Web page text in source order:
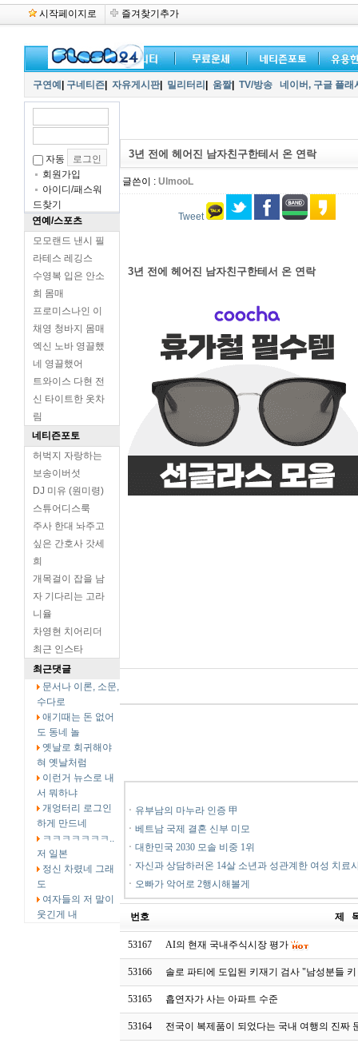
시작페이지로 즐겨찾기추가
구연예 구네티즌 자유게시판| 밀리터리 움짤| TV/방송 네이버, 구글 플
자동
회원가입
아이디/패스워
드찾기
연예/스포츠
모모랜드 낸시 필
라테스 레깅스
수영복 입은 안소
희 몸매
프로미스나인 이
채영 청바지 몸매
엑신 노바 영끌했
네 영끌했어
트와이스 다현 전
신 타이트한 옷차
림
네티즌포토
허벅지 자랑하는
보송이버섯
DJ 미유 (원미령)
스튜어디스룩
주사 한대 놔주고
싶은 간호사 갓세
희
개목걸이 잡을 남
자 기다리는 고라
니율
차영현 치어리더
최근 인스타
최근댓글
문서나 이론, 소문,
수다로
애기때는 돈 없어
도 동네 놀
옛날로 회귀해야
혀 옛날처럼
이런거 뉴스로 내
서 뭐하냐
개엉터리 로그인
하게 만드네
ㅋㅋㅋㅋㅋㅋㅋ..
저 일본
정신 차렸네 그래
도
여자들의 저 말이
웃긴게 내
3년 전에 헤어진 남자친구한테서 온 연락
글쓴이 : UlmooL
Tweet
3년 전에 헤어진 남자친구한테서 온 연락
ㆍ 유부남의 마누라 인증 甲
ㆍ 베트남 국제 결혼 신부 미모
ㆍ 대한민국 2030 모솔 비중 1위
ㆍ 자신과 상담하러온 14살 소년과 성관계한 여성 치료
ㆍ 오빠가 악어로 2행시해볼게
번호 제
53167 AI의 현재 국내주식시장 평가
53166 솔로 파티에 도입된 키재기 검사 "남성분들
53165 흡연자가 사는 아파트 수준
53164 전국이 복제품이 되었다는 국내 여행의 진짜